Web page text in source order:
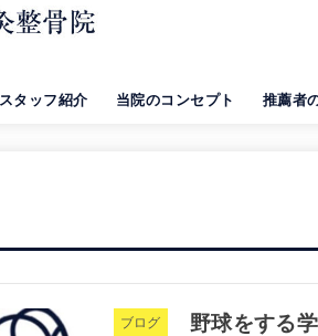
スタッフ紹介 当院のコンセプト 推薦者
ブログ
野球をする